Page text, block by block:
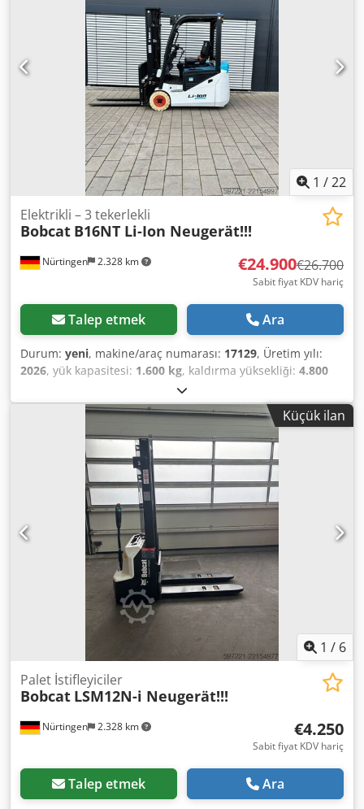
, 5174822 Csdpfx Ajzfd D Isf Eerf Seri Numarası: OBA07-
000027 Akü Özellikleri: 51,2V 277Ah
1 /22
Nürtingen 2.328 km
Elektrikli – 3 tekerlekli
Bobcat B16NT Li-Ion Neugerät!!!
€24.900€26.700
Sabit fiyat KDV hariç
Talep etmek Ara
Durum: yeni, makine/araç numarası: 17129, Üretim yılı:
2026, yük kapasitesi: 1.600 kg, kaldırma yüksekliği: 4.800
1.484 mm
yakıt türü:elektrikli, direk tipi:triplex, inşaat yüksekliği:
, batarya voltajı:51,2 V, çatalların uzunluğu:
, ön lastik ölçüsü:18x7-8 non marking
lastik boyutu:16x6-8 non marking, toplam ağırlık:
, 5174830 Credozfd Dzepfx Af Eof Seri Numarası: OBA05-
000013 Akü Detayları: 51,2V 277Ah
Küçük ilan
1 / 6
Nürtingen 2.328 km
Palet İstifleyiciler
Bobcat LSM12N-i Neugerät!!!
€4.250
Sabit fiyat KDV hariç
Talep etmek Ara